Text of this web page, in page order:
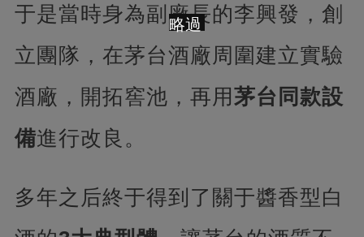
于是當時身為副廠長的李興發，創
立團隊，在茅台酒廠周圍建立實驗
酒廠，開拓窖池，再用 茅台同款設
備進行改良。
多年之后終于得到了關于醬香型白
略過